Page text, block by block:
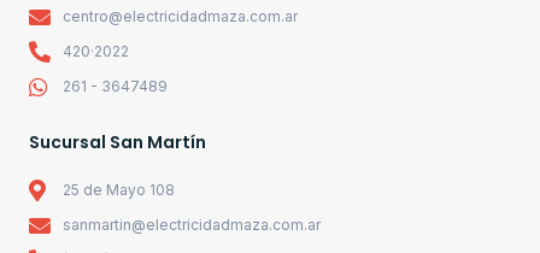
centro@electricidadmaza.com.ar
420·2022
261 - 3647489
Sucursal San Martín
25 de Mayo 108
sanmartin@electricidadmaza.com.ar